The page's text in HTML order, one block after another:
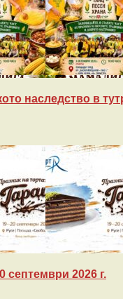
наследство в
септември 2026 г.